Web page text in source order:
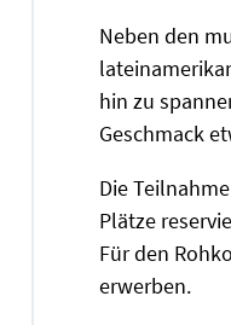
Neben den
hin zu
Geschmack
Die
Plätze
Für den
erwerben.